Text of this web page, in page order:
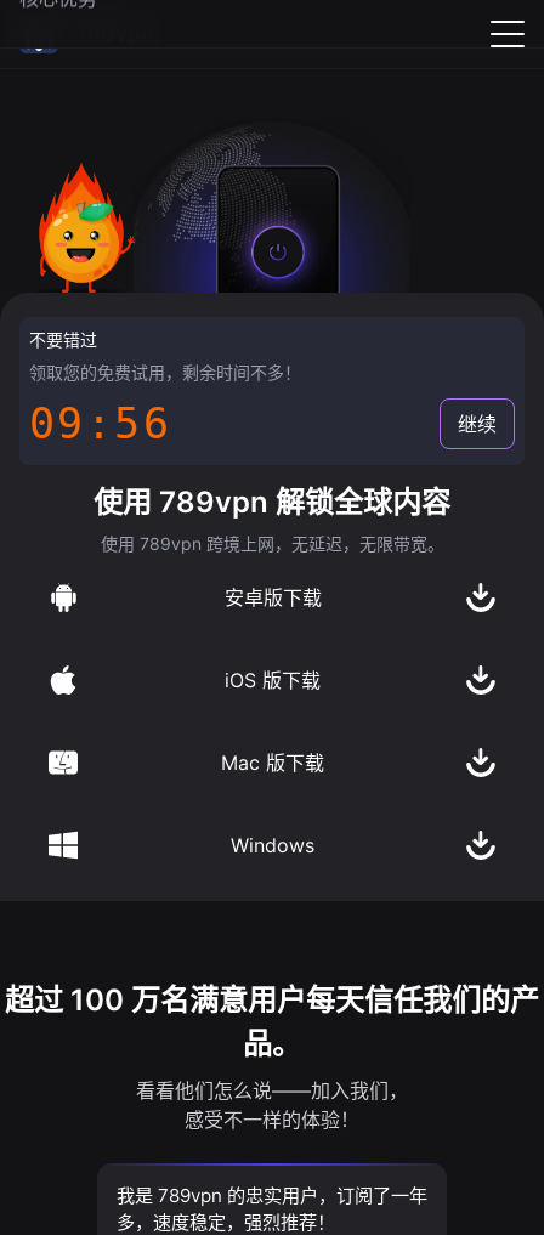
不要错过
领取您的免费试用，剩余时间不多！
09:55 继续
使用 789vpn 解锁全球内容
使用 789vpn 跨境上网，无延迟，无限带宽。
安卓版下载
iOS 版下载
Mac 版下载
Windows
超过 100 万名满意用户每天信任我们的产
品。
看看他们怎么说——加入我们，
感受不一样的体验！
我是 789vpn 的忠实用户，订阅了一年
多，速度稳定，强烈推荐！